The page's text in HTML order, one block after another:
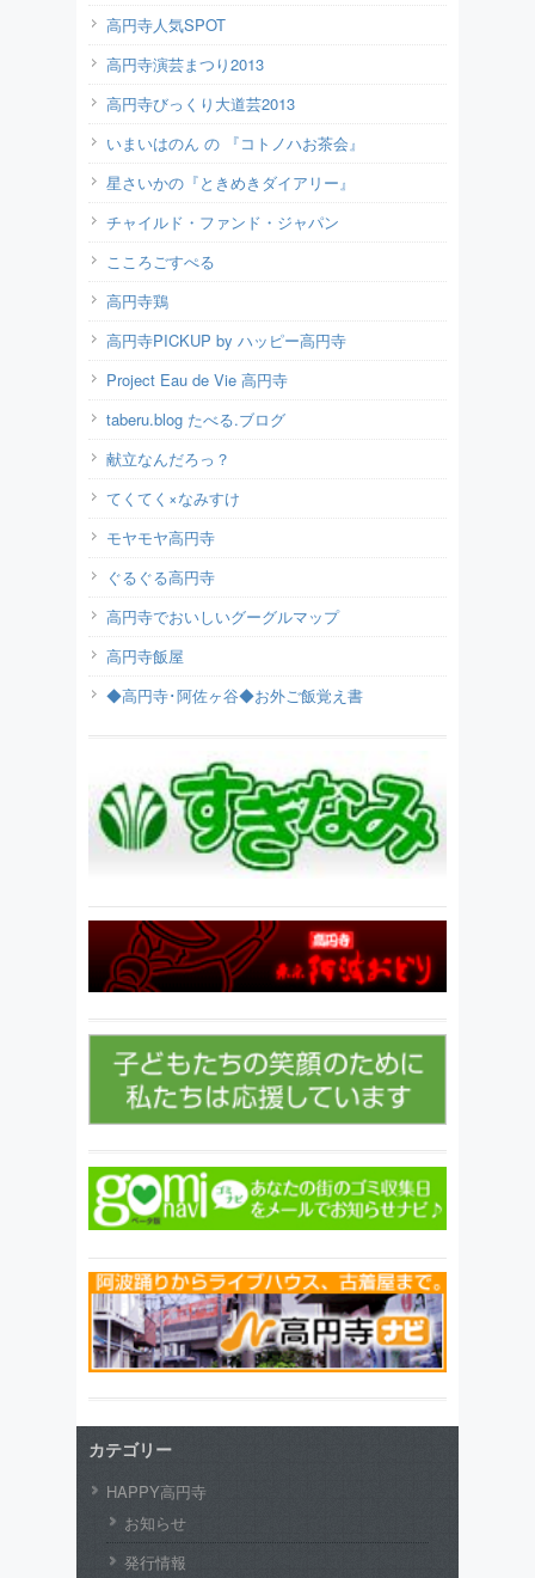
高円寺人気SPOT
高円寺演芸まつり2013
高円寺びっくり大道芸2013
いまいはのん の 『コトノハお茶会』
星さいかの『ときめきダイアリー』
チャイルド・ファンド・ジャパン
こころごすぺる
高円寺鶏
高円寺PICKUP by ハッピー高円寺
Project Eau de Vie 高円寺
taberu.blog たべる.ブログ
献立なんだろっ？
てくてく×なみすけ
モヤモヤ高円寺
ぐるぐる高円寺
高円寺でおいしいグーグルマップ
高円寺飯屋
◆高円寺･阿佐ヶ谷◆お外ご飯覚え書
カテゴリー
HAPPY高円寺
お知らせ
発行情報